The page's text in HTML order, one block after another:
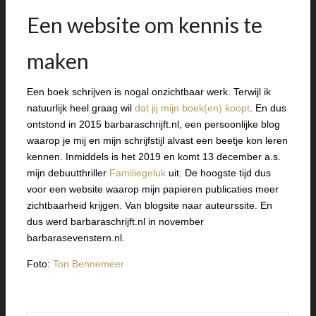
Een website om kennis te
maken
Een boek schrijven is nogal onzichtbaar werk. Terwijl ik
natuurlijk heel graag wil dat jij mijn boek(en) koopt . En dus
ontstond in 2015 barbaraschrijft.nl, een persoonlijke blog
waarop je mij en mijn schrijfstijl alvast een beetje kon leren
kennen. Inmiddels is het 2019 en komt 13 december a.s.
mijn debuutthriller Familiegeluk uit. De hoogste tijd dus
voor een website waarop mijn papieren publicaties meer
zichtbaarheid krijgen. Van blogsite naar auteurssite. En
dus werd barbaraschrijft.nl in november
barbarasevenstern.nl.
Foto: Ton Bennemeer